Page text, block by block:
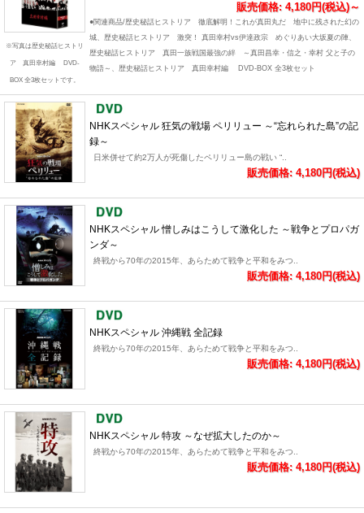
※写真は歴史秘話ヒストリ
ア 真田幸村編 DVD-
BOX 全3枚セットです。
販売価格: 4,180円(税込)～
●関連商品/歴史秘話ヒストリア 徹底解明！これが真田丸だ 地中に残された幻の
城、歴史秘話ヒストリア 激突！ 真田幸村vs伊達政宗 めぐりあい大坂夏の陣、
歴史秘話ヒストリア 真田一族戦国最強の絆 ～真田昌幸・信之・幸村 父と子の
物語～、歴史秘話ヒストリア 真田幸村編 DVD-BOX 全3枚セット
NHKスペシャル 狂気の戦場 ペリリュー ～“忘れられた島”の記
録～
日米併せて約2万人が死傷したペリリュー島の戦い “..
販売価格: 4,180円(税込)
NHKスペシャル 憎しみはこうして激化した ～戦争とプロパガ
ンダ～
終戦から70年の2015年、あらためて戦争と平和をみつ..
販売価格: 4,180円(税込)
NHKスペシャル 沖縄戦 全記録
終戦から70年の2015年、あらためて戦争と平和をみつ..
販売価格: 4,180円(税込)
NHKスペシャル 特攻 ～なぜ拡大したのか～
終戦から70年の2015年、あらためて戦争と平和をみつ..
販売価格: 4,180円(税込)